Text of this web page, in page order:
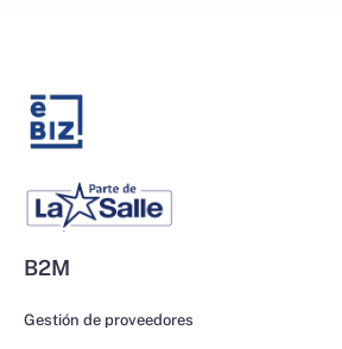
B2M
Gestión de proveedores